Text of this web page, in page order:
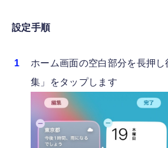
設定手順
ホーム画面の空白部分を長押
集」をタップします